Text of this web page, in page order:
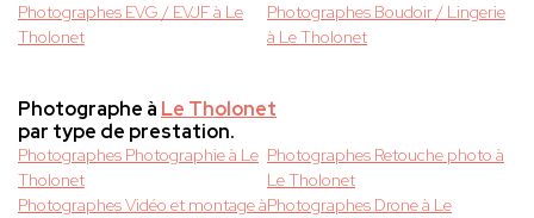
Photographes EVG / EVJF à Le
Tholonet
Photographes Boudoir / Lingerie
à Le Tholonet
Photographe à Le Tholonet
par type de prestation.
Photographes Photographie à Le
Tholonet
Photographes Retouche photo à
Le Tholonet
Photographes Vidéo et montage àPhotographes Drone à Le